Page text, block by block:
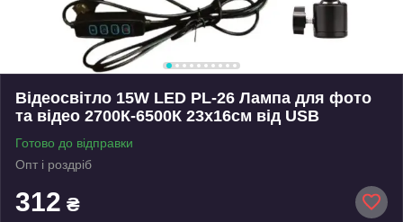
Відеосвітло 15W LED PL-26 Лампа для фото
та відео 2700К-6500К 23x16см від USB
Готово до відправки
Опт і роздріб
312 ₴